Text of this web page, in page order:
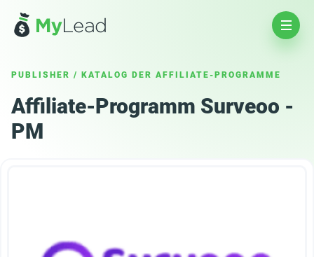
PUBLISHER / KATALOG DER AFFILIATE-PROGRAMME
Affiliate-Programm Surveoo -
PM